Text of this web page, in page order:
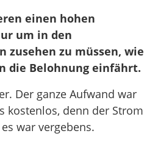
einen hohen
um in den
zusehen zu müssen, wie
die Belohnung einfährt.
Der ganze Aufwand war
kostenlos, denn der Strom
war vergebens.